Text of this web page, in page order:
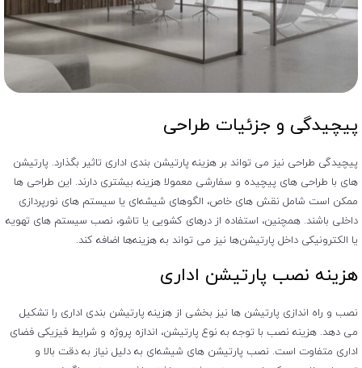
پیچیدگی و جزئیات طراحی
پیچیدگی طراحی نیز می ‌تواند بر هزینه پارتیشن بندی اداری تاثیر بگذارد. پارتیشن
‌های با طراحی‌ های پیچیده و سفارشی معمولا هزینه بیشتری دارند. این طراحی‌ ها
ممکن است شامل نقش ‌های خاص، الگوهای شیشه‌ای یا سیستم‌ های نورپردازی
داخلی باشند. همچنین، استفاده از درهای کشویی یا تاشو، نصب سیستم ‌های تهویه
یا الکترونیکی داخل پارتیشن‌ها نیز می ‌تواند به هزینه‌ها اضافه کند.
هزینه نصب پارتیشن اداری
نصب و راه ‌اندازی پارتیشن‌ ها نیز بخشی از هزینه پارتیشن بندی اداری را تشکیل
می‌ دهد. هزینه نصب با توجه به نوع پارتیشن، اندازه پروژه و شرایط فیزیکی فضای
اداری متفاوت است. نصب پارتیشن ‌های شیشه‌ای به دلیل نیاز به دقت بالا و